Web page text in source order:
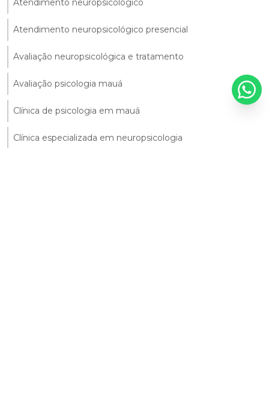
Atendimento neuropsicológico
Atendimento neuropsicológico presencial
Avaliação neuropsicológica e tratamento
Avaliação psicologia mauá
Clínica de psicologia em mauá
Clínica especializada em neuropsicologia